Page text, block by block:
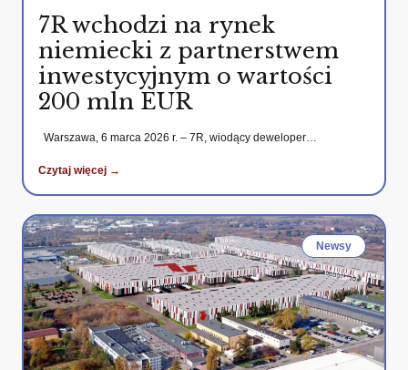
7R wchodzi na rynek
niemiecki z partnerstwem
inwestycyjnym o wartości
200 mln EUR
Warszawa, 6 marca 2026 r. – 7R, wiodący deweloper…
Czytaj więcej →
Newsy